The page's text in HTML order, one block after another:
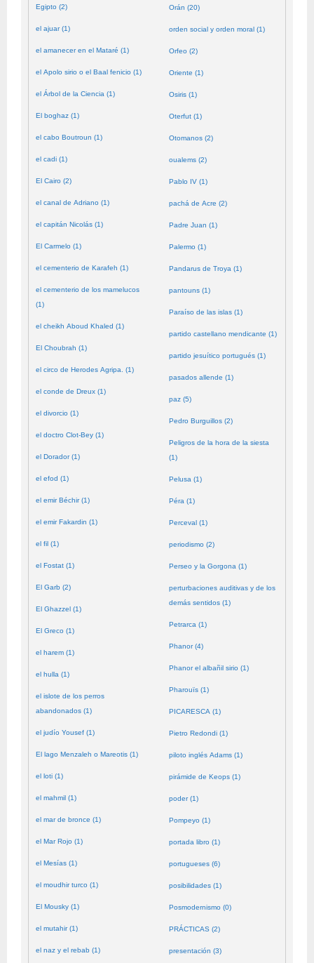
Egipto (2)
el ajuar (1)
el amanecer en el Mataré (1)
el Apolo sirio o el Baal fenicio (1)
el Árbol de la Ciencia (1)
El boghaz (1)
el cabo Boutroun (1)
el cadi (1)
El Cairo (2)
el canal de Adriano (1)
el capitán Nicolás (1)
El Carmelo (1)
el cementerio de Karafeh (1)
el cementerio de los mamelucos
(1)
el cheikh Aboud Khaled (1)
El Choubrah (1)
el circo de Herodes Agripa. (1)
el conde de Dreux (1)
el divorcio (1)
el doctro Clot-Bey (1)
el Dorador (1)
el efod (1)
el emir Béchir (1)
el emir Fakardin (1)
el fil (1)
el Fostat (1)
El Garb (2)
El Ghazzel (1)
El Greco (1)
el harem (1)
el hulla (1)
el islote de los perros
abandonados (1)
el judío Yousef (1)
El lago Menzaleh o Mareotis (1)
el loti (1)
el mahmil (1)
el mar de bronce (1)
el Mar Rojo (1)
el Mesías (1)
el moudhir turco (1)
El Mousky (1)
el mutahir (1)
el naz y el rebab (1)
Orán (20)
orden social y orden moral (1)
Orfeo (2)
Oriente (1)
Osiris (1)
Oterfut (1)
Otomanos (2)
oualems (2)
Pablo IV (1)
pachá de Acre (2)
Padre Juan (1)
Palermo (1)
Pandarus de Troya (1)
pantouns (1)
Paraíso de las islas (1)
partido castellano mendicante (1)
partido jesuítico portugués (1)
pasados allende (1)
paz (5)
Pedro Burguillos (2)
Peligros de la hora de la siesta
(1)
Pelusa (1)
Péra (1)
Perceval (1)
periodismo (2)
Perseo y la Gorgona (1)
perturbaciones auditivas y de los
demás sentidos (1)
Petrarca (1)
Phanor (4)
Phanor el albañil sirio (1)
Pharouïs (1)
PICARESCA (1)
Pietro Redondi (1)
piloto inglés Adams (1)
pirámide de Keops (1)
poder (1)
Pompeyo (1)
portada libro (1)
portugueses (6)
posibilidades (1)
Posmodernismo (0)
PRÁCTICAS (2)
presentación (3)